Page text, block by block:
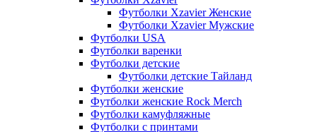
Футболки Xzavier Женские
Футболки Xzavier Мужские
Футболки USA
Футболки варенки
Футболки детские
Футболки детские Тайланд
Футболки женские
Футболки женские Rock Merch
Футболки камуфляжные
Футболки с принтами